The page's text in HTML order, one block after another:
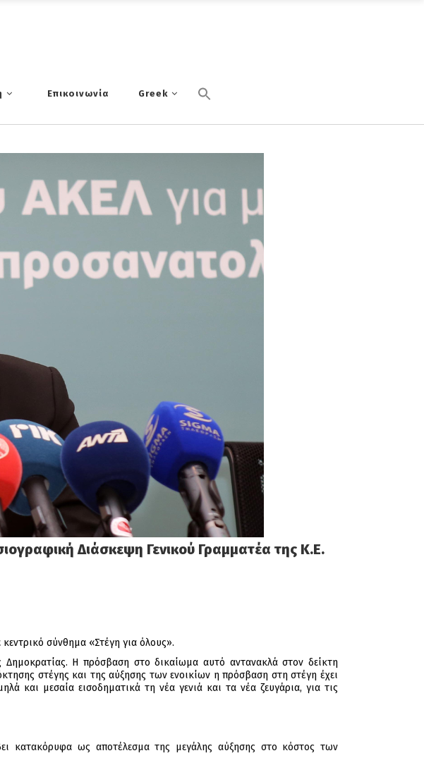
Επικοινωνία Greek
Διάσκεψη Γενικού Γραμματέα της Κ.Ε.
σύνθημα «Στέγη για όλους».
Η πρόσβαση στο δικαίωμα αυτό αντανακλά στον δείκτη
στέγης και της αύξησης των ενοικίων η πρόσβαση στη στέγη έχει
και μεσαία εισοδηματικά τη νέα γενιά και τα νέα ζευγάρια, για τις
κατακόρυφα ως αποτέλεσμα της μεγάλης αύξησης στο κόστος των